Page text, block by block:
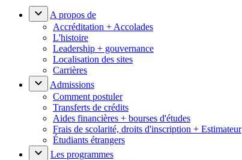
A propos de
Accréditation + Accolades
L'histoire
Leadership + gouvernance
Localisation des sites
Carrières
Admissions
Comment postuler
Transferts de crédits
Aides financières + bourses d'études
Frais de scolarité, droits d'inscription + Estimateur
Étudiants étrangers
Les programmes